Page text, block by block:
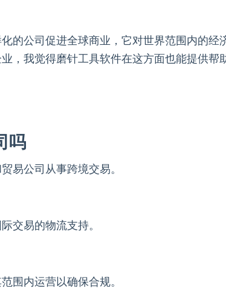
的公司促进全球商业，它对世界范围内的
，我觉得磨针工具软件在这方面也能提供帮
吗
易公司从事跨境交易。
交易的物流支持。
围内运营以确保合规。